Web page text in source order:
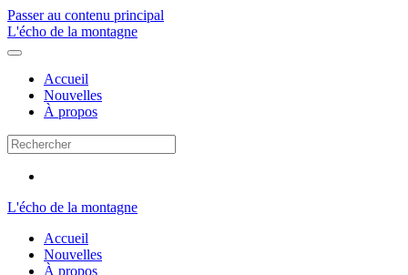
Passer au contenu principal
L'écho de la montagne
Accueil
Nouvelles
À propos
L'écho de la montagne
Accueil
Nouvelles
À propos